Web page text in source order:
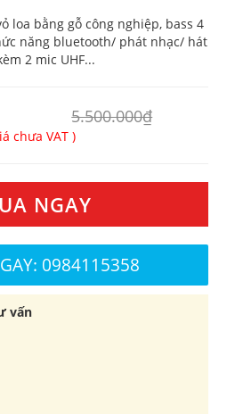
loa bằng gỗ công nghiệp, bass 4
năng bluetooth/ phát nhạc/ hát
2 mic UHF...
5.500.000₫
chưa VAT )
NGAY
0984115358
vấn